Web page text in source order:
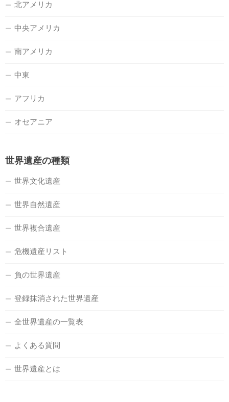
北アメリカ
中央アメリカ
南アメリカ
中東
アフリカ
オセアニア
世界遺産の種類
世界文化遺産
世界自然遺産
世界複合遺産
危機遺産リスト
負の世界遺産
登録抹消された世界遺産
全世界遺産の一覧表
よくある質問
世界遺産とは